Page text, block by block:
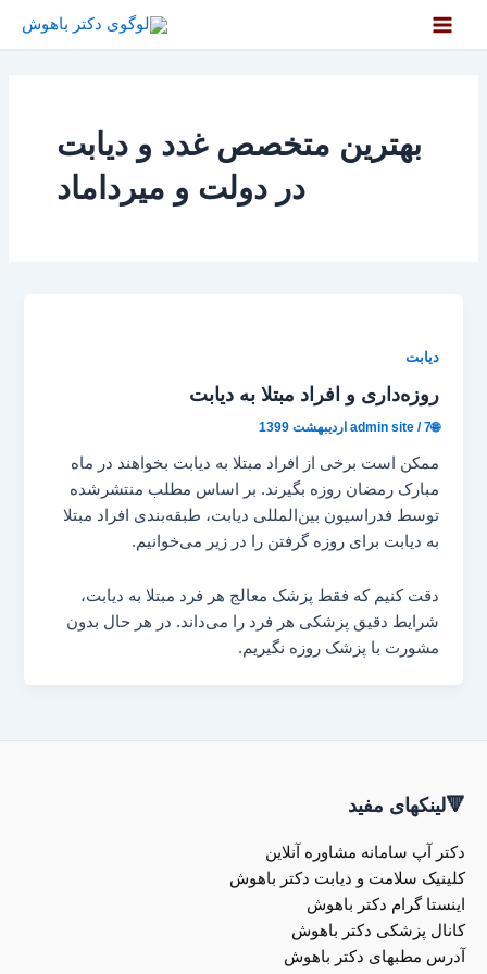
بهترین متخصص غدد و دیابت
در دولت و میرداماد
دیابت
روزه‌داری و افراد مبتلا به دیابت
🌐admin site
/7 اردیبهشت 1399
ممکن است برخی از افراد مبتلا به دیابت بخواهند در ماه
مبارک رمضان روزه بگیرند. بر اساس مطلب منتشرشده
توسط فدراسیون بین‌المللی دیابت، طبقه‌بندی افراد مبتلا
به دیابت برای روزه گرفتن را در زیر می‌خوانیم.
دقت کنیم که فقط پزشک معالج هر فرد مبتلا به دیابت،
شرایط دقیق پزشکی هر فرد را می‌داند. در هر حال بدون
مشورت با پزشک روزه نگیریم.
🔻لینکهای مفید
دکتر آپ سامانه مشاوره آنلاین
کلینیک سلامت و دیابت دکتر باهوش
اینستا گرام دکتر باهوش
کانال پزشکی دکتر باهوش
آدرس مطبهای دکتر باهوش